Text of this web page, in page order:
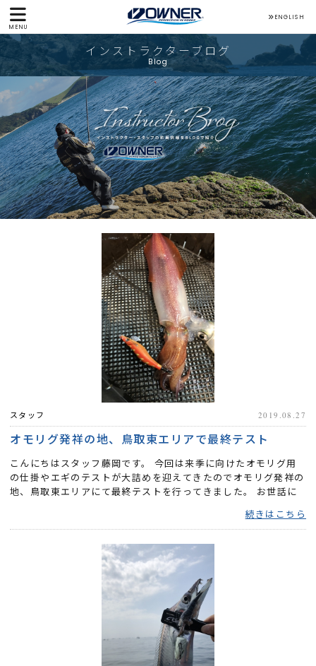
MENU
ENGLISH
インストラクターブログ
Blog
スタッフ 2019.08.27
オモリグ発祥の地、鳥取東エリアで最終テスト
こんにちはスタッフ藤岡です。 今回は来季に向けたオモリグ用
の仕掛やエギのテストが大詰めを迎えてきたのでオモリグ発祥の
地、鳥取東エリアにて最終テストを行ってきました。 お世話に
続きはこちら